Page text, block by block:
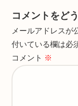
コメントをど
メールアドレスが
付いている欄は必
コメント ※